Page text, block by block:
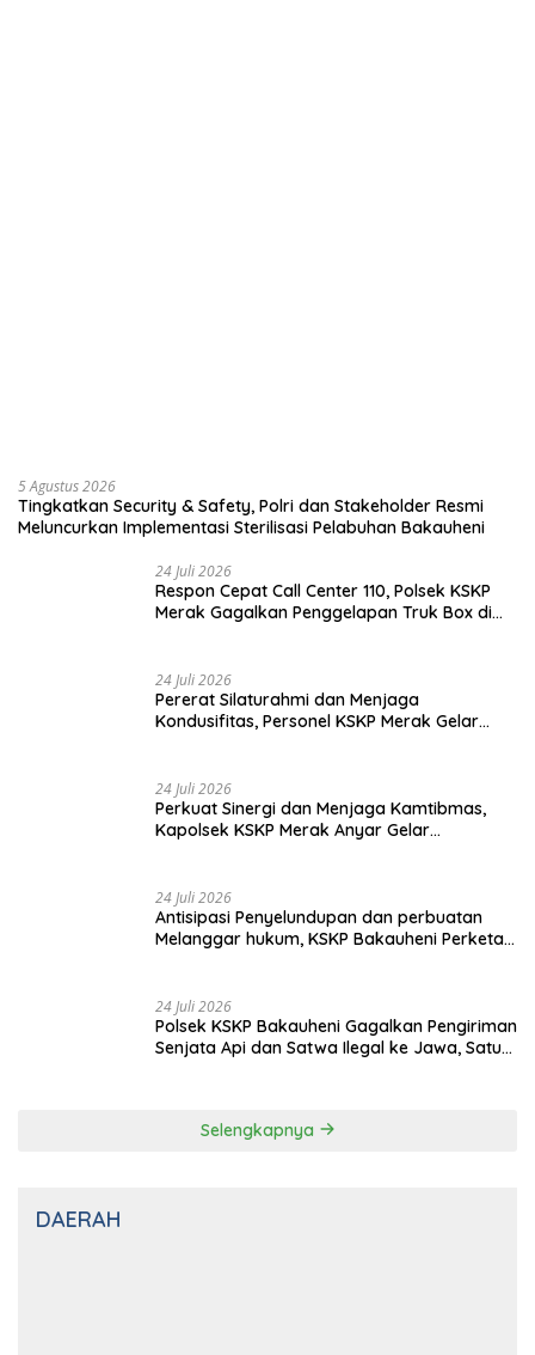
5 Agustus 2026
Tingkatkan Security & Safety, Polri dan Stakeholder Resmi
Meluncurkan Implementasi Sterilisasi Pelabuhan Bakauheni
24 Juli 2026
Respon Cepat Call Center 110, Polsek KSKP
Merak Gagalkan Penggelapan Truk Box di
24 Juli 2026
Pererat Silaturahmi dan Menjaga
Kondusifitas, Personel KSKP Merak Gelar
24 Juli 2026
Perkuat Sinergi dan Menjaga Kamtibmas,
Kapolsek KSKP Merak Anyar Gelar
24 Juli 2026
Antisipasi Penyelundupan dan perbuatan
Melanggar hukum, KSKP Bakauheni Perketat
24 Juli 2026
Polsek KSKP Bakauheni Gagalkan Pengiriman
Senjata Api dan Satwa Ilegal ke Jawa, Satu
Selengkapnya
DAERAH